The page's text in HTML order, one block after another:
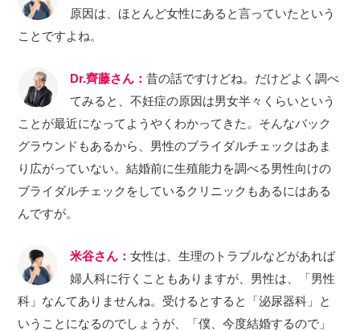
原因は、ほとんど女性にあると言っていたという
ことですよね。
Dr.齊藤さん：昔の話ですけどね。だけどよく調べ
てみると、不妊症の原因は男女半々くらいという
ことが最近になってようやくわかってきた。そんなバック
グラウンドもあるから、男性のブライダルチェックはあま
り広がっていない。結婚前に生殖能力を調べる男性向けの
ブライダルチェックをしているクリニックもあるにはある
んですが。
米谷さん：女性は、生理のトラブルなどがあれば
婦人科に行くこともありますが、男性は、「男性
科」なんてありませんね。受けるとすると「泌尿器科」と
いうことになるのでしょうが、「僕、今度結婚するので」